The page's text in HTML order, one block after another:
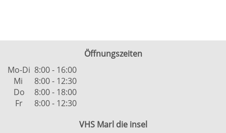
Öffnungszeiten
Mo-Di 8:00 - 16:00
Mi
8:00 - 12:30
Do
8:00 - 18:00
Fr
8:00 - 12:30
VHS Marl die insel